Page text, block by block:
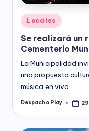
Posted
Locales
Se realizará un
Cementerio
La Municipalidad
una propuesta
música en vivo.
Posted
Despacho Play